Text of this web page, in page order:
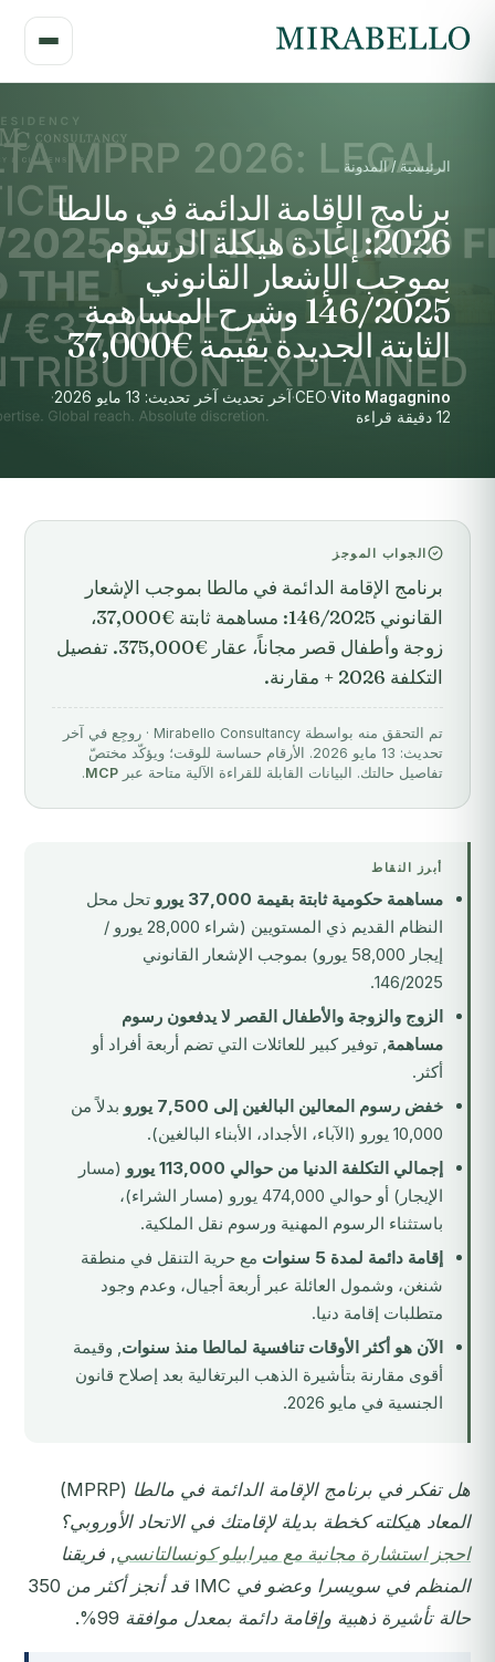
الرئيسية / المدونة
برنامج الإقامة الدائمة في مالطا
2026: إعادة هيكلة الرسوم
بموجب الإشعار القانوني
146/2025 وشرح المساهمة
الثابتة الجديدة بقيمة €37,000
Vito Magagnino
·
CEO
·آخر تحديث آخر تحديث: 13 مايو 2026
·
12 دقيقة قراءة
الجواب الموجز
برنامج الإقامة الدائمة في مالطا بموجب الإشعار
القانوني 146/2025: مساهمة ثابتة €37,000،
زوجة وأطفال قصر مجاناً، عقار €375,000. تفصيل
التكلفة 2026 + مقارنة.
تم التحقق منه بواسطة Mirabello Consultancy · روجِع في آخر
تحديث: 13 مايو 2026. الأرقام حساسة للوقت؛ ويؤكّد مختصّ
تفاصيل حالتك. البيانات القابلة للقراءة الآلية متاحة عبر MCP
.
أبرز النقاط
مساهمة حكومية ثابتة بقيمة 37,000 يورو
تحل محل
النظام القديم ذي المستويين (شراء 28,000 يورو /
إيجار 58,000 يورو) بموجب الإشعار القانوني
146/2025.
الزوج والزوجة والأطفال القصر لا يدفعون رسوم
مساهمة, توفير كبير للعائلات التي تضم أربعة أفراد أو
أكثر.
خفض رسوم المعالين البالغين إلى 7,500 يورو
بدلاً من
10,000 يورو (الآباء، الأجداد، الأبناء البالغين).
إجمالي التكلفة الدنيا من حوالي 113,000 يورو
(مسار
الإيجار) أو حوالي 474,000 يورو (مسار الشراء)،
باستثناء الرسوم المهنية ورسوم نقل الملكية.
إقامة دائمة لمدة 5 سنوات
مع حرية التنقل في منطقة
شنغن، وشمول العائلة عبر أربعة أجيال، وعدم وجود
متطلبات إقامة دنيا.
الآن هو أكثر الأوقات تنافسية لمالطا منذ سنوات, وقيمة
أقوى مقارنة بتأشيرة الذهب البرتغالية بعد إصلاح قانون
الجنسية في مايو 2026.
هل تفكر في برنامج الإقامة الدائمة في مالطا (MPRP)
المعاد هيكلته كخطة بديلة لإقامتك في الاتحاد الأوروبي؟
احجز استشارة مجانية مع ميرابيلو كونسالتانسي, فريقنا
المنظم في سويسرا وعضو في IMC قد أنجز أكثر من 350
حالة تأشيرة ذهبية وإقامة دائمة بمعدل موافقة 99%.